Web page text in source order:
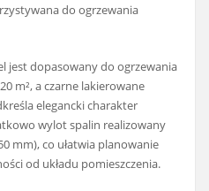
do ogrzewania
jest dopasowany do ogrzewania
m², a czarne lakierowane
elegancki charakter
wylot spalin realizowany
mm), co ułatwia planowanie
od układu pomieszczenia.